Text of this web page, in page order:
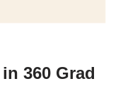
360 Grad